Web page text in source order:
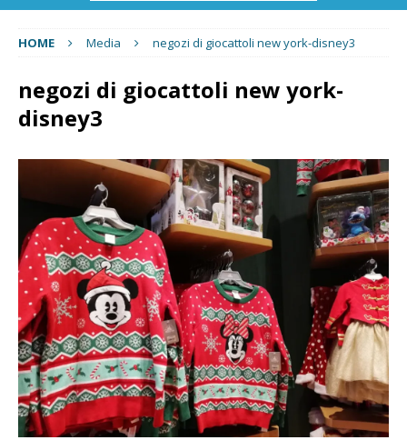
HOME Media negozi di giocattoli new york-disney3
negozi di giocattoli new york-
disney3